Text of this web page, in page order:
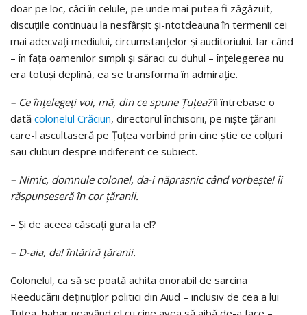
doar pe loc, căci în celule, pe unde mai putea fi zăgăzuit,
discuţiile continuau la nesfârşit şi-ntotdeauna în termenii cei
mai adecvaţi mediului, circumstanţelor şi auditoriului. Iar când
– în faţa oamenilor simpli şi săraci cu duhul – înţelegerea nu
era totuşi deplină, ea se transforma în admiraţie.
– Ce înţelegeţi voi, mă, din ce spune Țuțea?îi întrebase o
dată colonelul Crăciun, directorul închisorii, pe nişte ţărani
care-l ascultaseră pe Țuțea vorbind prin cine ştie ce colţuri
sau cluburi despre indiferent ce subiect.
– Nimic, domnule colonel, da-i năprasnic când vorbeşte! îi
răspunseseră în cor ţăranii.
– Şi de aceea căscaţi gura la el?
– D-aia, da! întăriră ţăranii.
Colonelul, ca să se poată achita onorabil de sarcina
Reeducării deţinuţilor politici din Aiud – inclusiv de cea a lui